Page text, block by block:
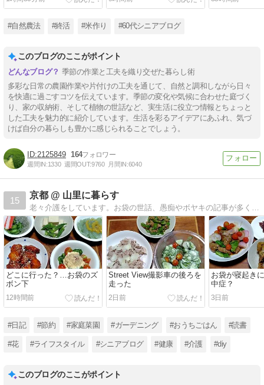
#自然農法 #終活 #米作り #60代シニアブログ
このブログのここがポイント
季節の作業と工夫を織り交ぜた暮らし術
多彩な日常の農園作業や片付けの工夫を通じて、自然と調和しながら日々
を快適に過ごすコツを伝えています。季節の変化や気候に合わせた庭づく
り、家の収納術、そして植物の世話など、実生活に役立つ情報とちょっと
した工夫を魅力的に紹介しています。生活を彩るアイデアにあふれ、気づ
けば自分の暮らしも豊かに感じられることでしょう。
2125849 164
週間IN:1330 週間OUT:9760 月間IN:6040
15
京都 @ 山里に暮らす
老々介護をしています。お袋の世話、愚痴やボヤキの記事が多くなりました。ほぼ日記です。座右の銘「人間万事塞翁が馬」
どこに行った？…お袋のズ
ボン下
12時間前
Street View撮影車の後ろを
走った
2日前
お袋が寝起き
中症？
3日前
#日記 #節約 #家庭菜園 #ガーデニング #おうちごはん #読書
#花 #ライフスタイル #シニアブログ #健康 #介護 #diy
このブログのここがポイント